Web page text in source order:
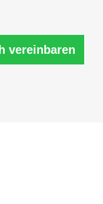
vereinbaren